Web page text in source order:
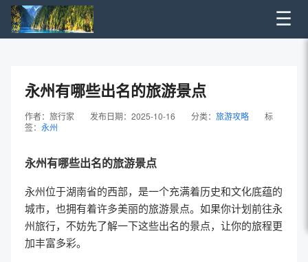
☰
永州有哪些出名的旅游景点
作者：旅行家 发布日期：2025-10-16 分类： 旅游攻略
标
签： 永州
永州有哪些出名的旅游景点
永州位于湖南省的西部，是一个充满着历史和文化底蕴的
城市，也拥有着许多美丽的旅游景点。如果你计划前往永
州旅行，不妨先了解一下这些出名的景点，让你的旅程更
加丰富多彩。